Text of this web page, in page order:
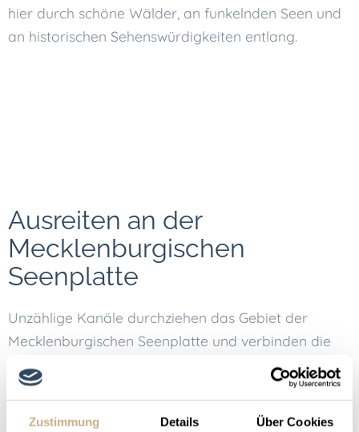
Zustimmung Details Über Cookies
hier durch schöne Wälder, an funkelnden Seen und
an historischen Sehenswürdigkeiten entlang.
Ausreiten an der
Mecklenburgischen
Seenplatte
Unzählige Kanäle durchziehen das Gebiet der
Mecklenburgischen Seenplatte und verbinden die
vielen
miteinander. Neben
diesen perfekten Bedingungen für Touren mit dem
Kanu oder Hausboot, wartet auch für deinen